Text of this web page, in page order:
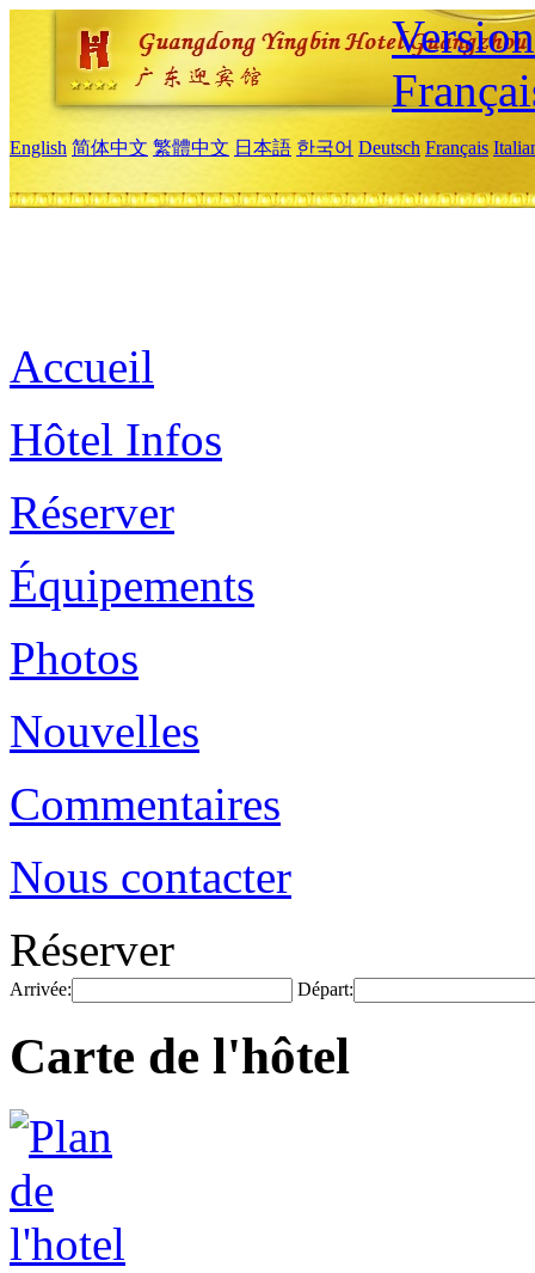
English 简体中文 繁體中文 日本語 한국어 Deutsch Français
Accueil
Hôtel Infos
Réserver
Équipements
Photos
Nouvelles
Commentaires
Nous contacter
Réserver
Arrivée: Départ:
Carte de l'hôtel